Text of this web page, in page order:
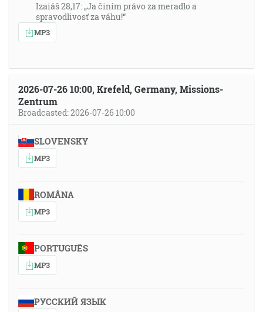
Izaiáš 28,17: „Ja činím právo za meradlo a
spravodlivosť za váhu!“
MP3
2026-07-26 10:00, Krefeld, Germany, Missions-
Zentrum
Broadcasted: 2026-07-26 10:00
SLOVENSKY
MP3
ROMÂNA
MP3
PORTUGUÊS
MP3
РУССКИЙ ЯЗЫК